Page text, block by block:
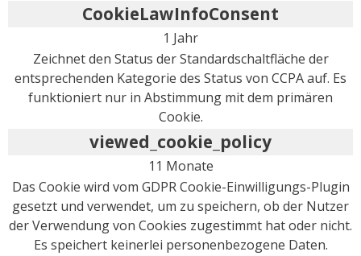
CookieLawInfoConsent
1 Jahr
Zeichnet den Status der Standardschaltfläche der
entsprechenden Kategorie des Status von CCPA auf. Es
funktioniert nur in Abstimmung mit dem primären
Cookie.
viewed_cookie_policy
11 Monate
Das Cookie wird vom GDPR Cookie-Einwilligungs-Plugin
gesetzt und verwendet, um zu speichern, ob der Nutzer
der Verwendung von Cookies zugestimmt hat oder nicht.
Es speichert keinerlei personenbezogene Daten.